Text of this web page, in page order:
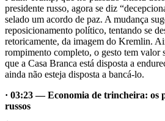
presidente russo, agora se diz
selado um acordo de paz. A mudança
reposicionamento político, tentando se
retoricamente, da imagem do Kremlin.
rompimento completo, o gesto tem valor
que a Casa Branca está disposta a
ainda não esteja disposta a bancá-lo.
· 03:23 — Economia de trincheira: os
russos